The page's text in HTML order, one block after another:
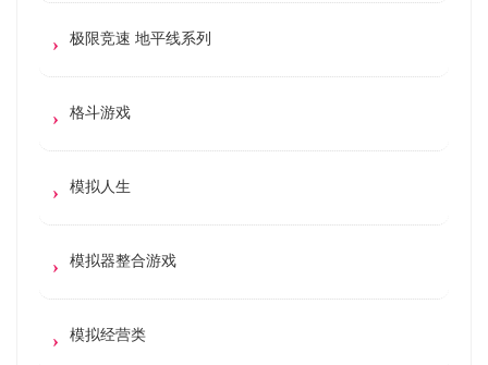
极限竞速 地平线系列
格斗游戏
模拟人生
模拟器整合游戏
模拟经营类